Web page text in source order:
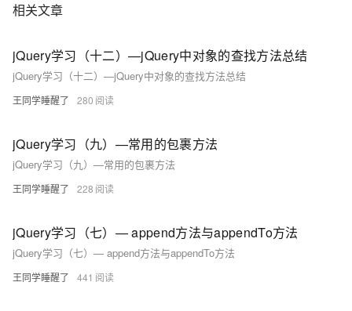
相关文章
jQuery学习（十二）—jQuery中对象的查找方法总结
jQuery学习（十二）—jQuery中对象的查找方法总结
王同学睡醒了 280
jQuery学习（九）—常用的包裹方法
jQuery学习（九）—常用的包裹方法
王同学睡醒了 228
jQuery学习（七）— append方法与appendTo方法
jQuery学习（七）— append方法与appendTo方法
王同学睡醒了 441